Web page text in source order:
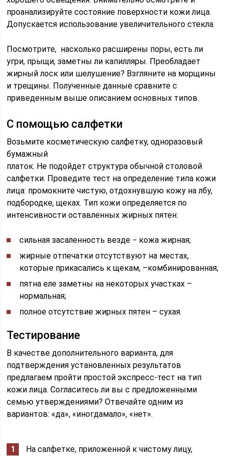
проанализируйте состояние поверхности кожи лица.
Допускается использование увеличительного стекла.
Посмотрите, насколько расширены поры, есть ли
угри, прыщи, заметны ли капилляры. Преобладает
жирный лоск или шелушение? Взгляните на морщины
и трещины. Полученные данные сравните с
приведенным выше описанием основных типов.
С помощью салфетки
Возьмите косметическую салфетку, одноразовый
бумажный
платок. Не подойдет структура обычной столовой
салфетки. Проведите тест на определение типа кожи
лица: промокните чистую, отдохнувшую кожу на лбу,
подбородке, щеках. Тип кожи определяется по
интенсивности оставленных жирных пятен:
сильная засаленность везде − кожа жирная;
жирные отпечатки отсутствуют на местах,
которые прикасались к щекам, –комбинированная;
пятна еле заметны на некоторых участках –
нормальная;
полное отсутствие жирных пятен – сухая.
Тестирование
В качестве дополнительного варианта, для
подтверждения установленных результатов
предлагаем пройти простой экспресс-тест на тип
кожи лица. Согласитесь ли вы с предложенными
семью утверждениями? Отвечайте одним из
вариантов: «да», «иногдамало», «нет».
На салфетке, приложенной к чистому лицу,